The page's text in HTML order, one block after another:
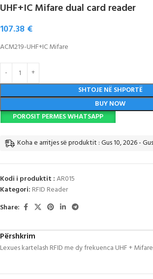
UHF+IC Mifare dual card reader
107.38 €
ACM219-UHF+IC Mifare
SHTOJE NË SHPORTË
BUY NOW
POROSIT PERMES WHATSAPP
Koha e arritjes së produktit : Gus 10, 2026 -
Kodi i produktit :AR015
Kategori: RFID Reader
Share:
Përshkrim
Lexues kartelash RFID me dy frekuenca UHF +